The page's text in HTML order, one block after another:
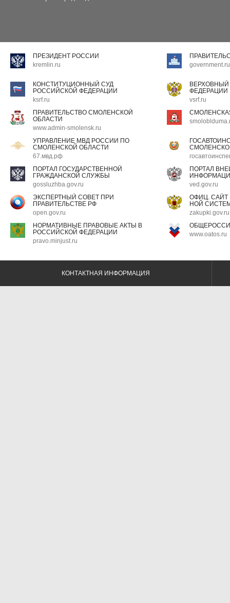
ПРЕЗИДЕНТ РОССИИ
kremlin.ru
government.ru
КОНСТИТУЦИОННЫЙ СУД
РОССИЙСКОЙ ФЕДЕРАЦИИ
ksrf.ru
ФЕДЕРАЦИИ
vsrf.ru
ПРАВИТЕЛЬСТВО СМОЛЕНСКОЙ
ОБЛАСТИ
www.admin-smolensk.ru
УПРАВЛЕНИЕ МВД РОССИИ ПО
СМОЛЕНСКОЙ ОБЛАСТИ
67.мвд.рф
ПОРТАЛ ГОСУДАРСТВЕННОЙ
ГРАЖДАНСКОЙ СЛУЖБЫ
gossluzhba.gov.ru
ПОРТАЛ
ved.gov.ru
ЭКСПЕРТНЫЙ СОВЕТ ПРИ
ПРАВИТЕЛЬСТВЕ РФ
open.gov.ru
ОФИЦ.
НОЙ
zakupki.gov.ru
НОРМАТИВНЫЕ ПРАВОВЫЕ АКТЫ В
РОССИЙСКОЙ ФЕДЕРАЦИИ
pravo.minjust.ru
www.oatos.ru
КОНТАКТНАЯ ИНФОРМАЦИЯ